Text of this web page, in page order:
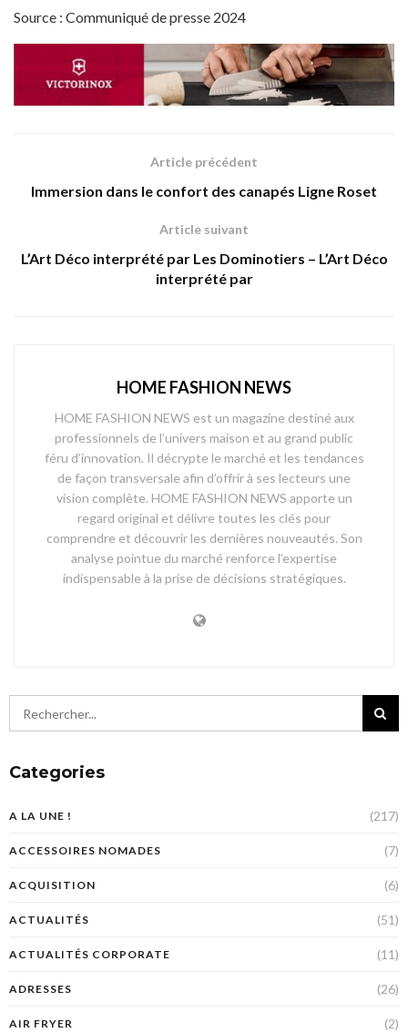
Source : Communiqué de presse 2024
Article précédent
Immersion dans le confort des canapés Ligne Roset
Article suivant
L’Art Déco interprété par Les Dominotiers – L’Art Déco
interprété par
HOME FASHION NEWS
HOME FASHION NEWS est un magazine destiné aux
professionnels de l’univers maison et au grand public
féru d’innovation. Il décrypte le marché et les tendances
de façon transversale afin d’offrir à ses lecteurs une
vision complète. HOME FASHION NEWS apporte un
regard original et délivre toutes les clés pour
comprendre et découvrir les dernières nouveautés. Son
analyse pointue du marché renforce l’expertise
indispensable à la prise de décisions stratégiques.
Categories
A LA UNE ! (217)
ACCESSOIRES NOMADES (7)
ACQUISITION (6)
ACTUALITÉS (51)
ACTUALITÉS CORPORATE (11)
ADRESSES (26)
AIR FRYER (2)